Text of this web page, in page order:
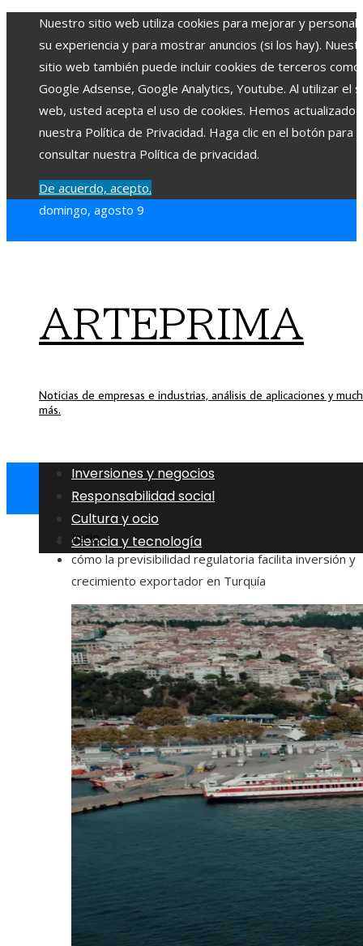
Nuestro sitio web utiliza cookies para mejorar y
su experiencia y para mostrar anuncios (si los hay).
sitio web también puede incluir cookies de terceros como
Google Adsense, Google Analytics, Youtube. Al utilizar el
web, usted acepta el uso de cookies. Hemos actualizado
nuestra Política de Privacidad. Haga clic en el botón para
consultar nuestra Política de privacidad.
De acuerdo, acepto.
domingo, agosto 9
ARTEPRIMA
Noticias de empresas e industrias, análisis de aplicaciones y
más.
Inversiones y negocios
Responsabilidad social
Cultura y ocio
Ciencia y tecnología
Inicio
cómo la previsibilidad regulatoria facilita inversión y
crecimiento exportador en Turquía